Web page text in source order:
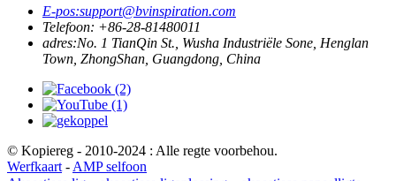
E-pos:support@bvinspiration.com
Telefoon: +86-28-81480011
adres:No. 1 TianQin St., Wusha Industriële Sone, Henglan
Town, ZhongShan, Guangdong, China
© Kopiereg - 2010-2024 : Alle regte voorbehou.
Werfkaart-AMP selfoon